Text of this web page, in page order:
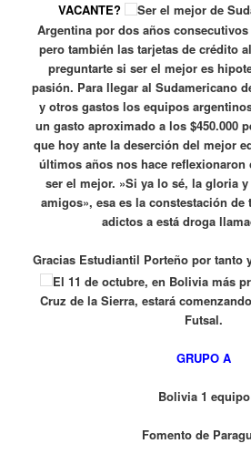
VACANTE?
Ser el mejor de
Argentina por dos años
pero también las tarjetas de crédito
preguntarte si ser el mejor es
pasión. Para llegar al Sudamericano
y otros gastos los equipos
un gasto aproximado a los $450.000
que hoy ante la deserción del mejor
últimos años nos hace
ser el mejor. »Si ya lo sé, la gloria
amigos», esa es la constestación
adictos a está droga
Gracias Estudiantil Porteño por tanto
El 11 de octubre, en Bolivia más
Cruz de la Sierra, estará
Futsal.
GRUPO A
Bolivia 1 equipo
Fomento de